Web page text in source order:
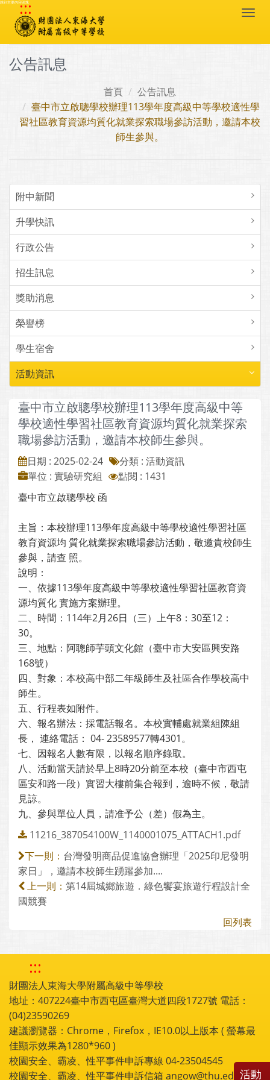
跳到主要內容區塊
:::
公告訊息
首頁
公告訊息
臺中市立啟聰學校辦理113學年度高級中等學校適性學
習社區教育資源均質化就業探索職場參訪活動，邀請本校
師生參與。
附中新聞
升學快訊
行政公告
招生訊息
獎助消息
榮譽榜
學生宿舍
活動資訊
臺中市立啟聰學校辦理113學年度高級中等
學校適性學習社區教育資源均質化就業探索
職場參訪活動，邀請本校師生參與。
日期 : 2025-02-24
分類 : 活動資訊
單位 : 實驗研究組
點閱 : 1431
臺中市立啟聰學校 函
主旨：本校辦理113學年度高級中等學校適性學習社區
教育資源均 質化就業探索職場參訪活動，敬邀貴校師生
參與，請查 照。
說明：
一、依據113學年度高級中等學校適性學習社區教育資
源均質化 實施方案辦理。
二、時間：114年2月26日（三）上午8：30至12：
30。
三、地點：阿聰師芋頭文化館（臺中市大安區興安路
168號）
四、對象：本校高中部二年級師生及社區合作學校高中
師生。
五、行程表如附件。
六、報名辦法：採電話報名。本校實輔處就業組陳組
長， 連絡電話： 04- 23589577轉4301。
七、因報名人數有限，以報名順序錄取。
八、活動當天請於早上8時20分前至本校（臺中市西屯
區安和路一段）實習大樓前集合報到，逾時不候，敬請
見諒。
九、參與單位人員，請准予公（差）假為主。
11216_387054100W_1140001075_ATTACH1.pdf
下一則： 台灣發明商品促進協會辦理「2025印尼發明
家日」，邀請本校師生踴躍參加....
上一則： 第14屆城鄉旅遊．綠色饗宴旅遊行程設計全
國競賽
回列表
:::
財團法人東海大學附屬高級中等學校
地址：407224臺中市西屯區臺灣大道四段1727號 電話：
(04)23590269
建議瀏覽器：Chrome，Firefox，IE10.0以上版本 ( 螢幕最
佳顯示效果為1280*960 )
校園安全、霸凌、性平事件申訴專線 04-23504545
校園安全、霸凌、性平事件申訴信箱 angow@thu.edu.tw
活動